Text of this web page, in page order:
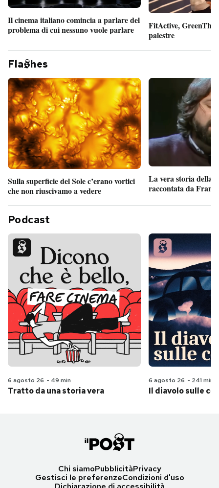
Il cinema italiano comincia a parlare del
problema di cui nessuno vuole parlare
FitActive,
palestre
Fla hes
Sulla superficie del Sole c’erano vortici
che non riuscivamo a vedere
La vera storia della
raccontata da
Podcast
6 agosto 26 - 49 min
Tratto da una storia vera
6 agosto 26 - 241 min
Il diavolo sulle
Chi siamoPubblicitàPrivacy
Gestisci le preferenzeCondizioni d'uso